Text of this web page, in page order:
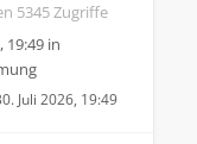
5345 Zugriffe
19:49 in
Juli 2026, 19:49